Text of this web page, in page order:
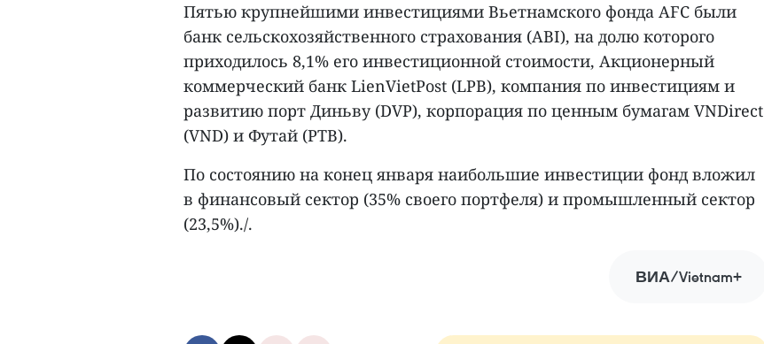
Пятью крупнейшими инвестициями Вьетнамского фонда AFC были
банк сельскохозяйственного страхования (ABI), на долю которого
приходилось 8,1% его инвестиционной стоимости, Акционерный
коммерческий банк LienVietPost (LPB), компания по инвестициям и
развитию порт Диньву (DVP), корпорация по ценным бумагам VNDirect
(VND) и Футай (PTB).
По состоянию на конец января наибольшие инвестиции фонд вложил
в финансовый сектор (35% своего портфеля) и промышленный сектор
(23,5%)./.
ВИА/Vietnam+